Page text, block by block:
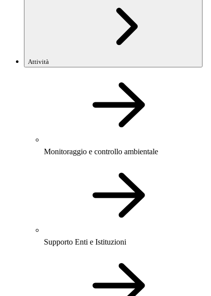
Attività
Monitoraggio e controllo ambientale
Supporto Enti e Istituzioni